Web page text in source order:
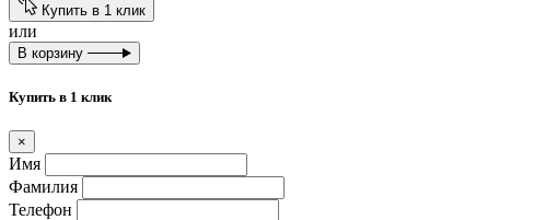
Купить в 1 клик
или
В корзину
Купить в 1 клик
×
Имя
Фамилия
Телефон